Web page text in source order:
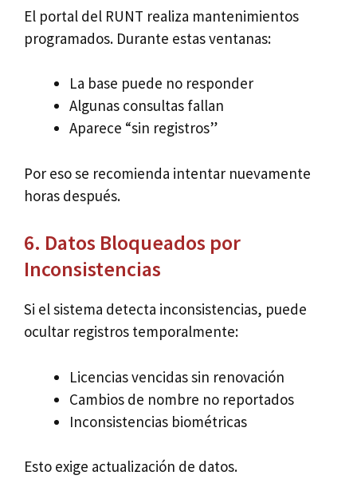
El portal del RUNT realiza mantenimientos
programados. Durante estas ventanas:
La base puede no responder
Algunas consultas fallan
Aparece “sin registros”
Por eso se recomienda intentar nuevamente
horas después.
6. Datos Bloqueados por
Inconsistencias
Si el sistema detecta inconsistencias, puede
ocultar registros temporalmente:
Licencias vencidas sin renovación
Cambios de nombre no reportados
Inconsistencias biométricas
Esto exige actualización de datos.